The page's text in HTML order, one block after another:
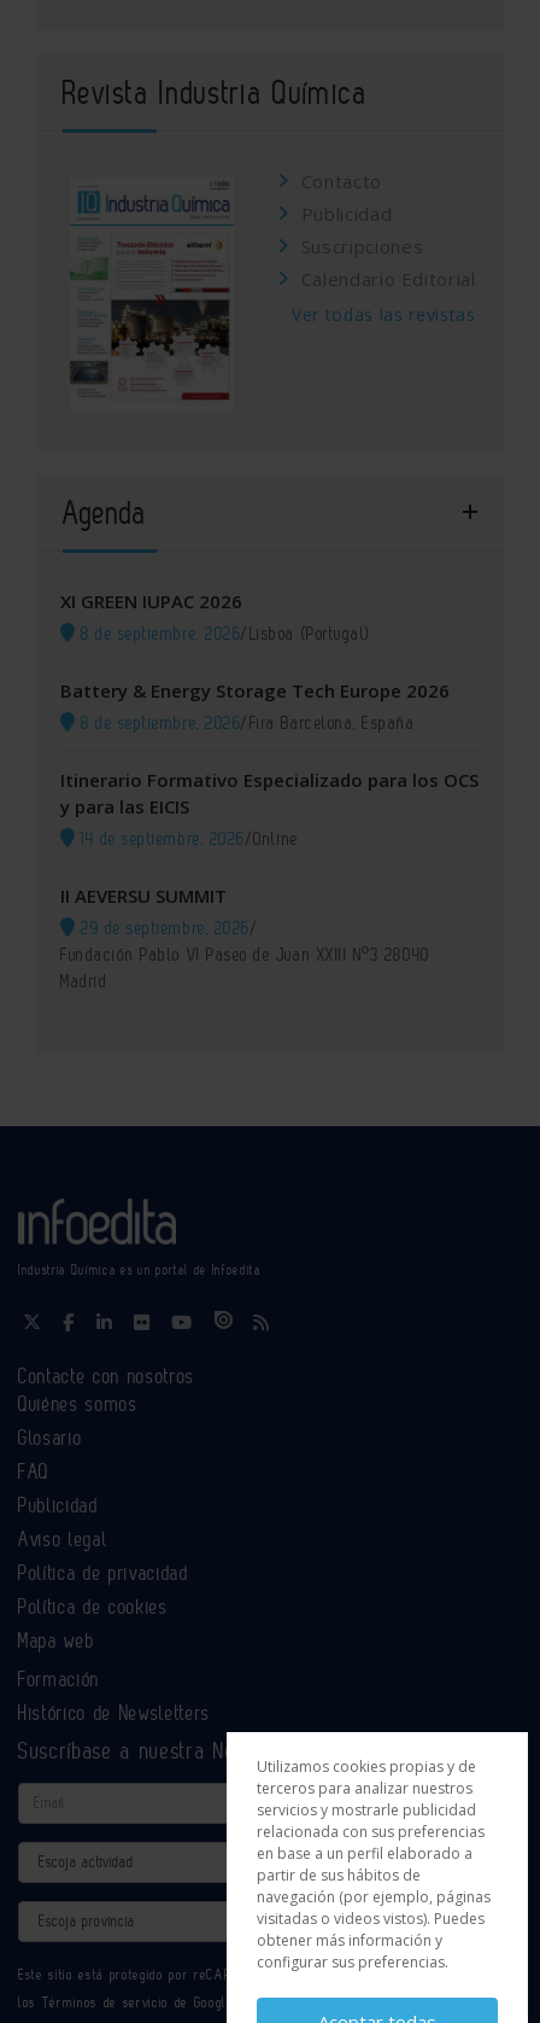
Revista Industria Química
Contacto
Publicidad
Suscripciones
Calendario Editorial
Ver todas las revistas
Agenda
XI GREEN IUPAC 2026
8 de septiembre, 2026/Lisboa (Portugal)
Battery & Energy Storage Tech Europe 2026
8 de septiembre, 2026/Fira Barcelona, España
Itinerario Formativo Especializado para los OCS
y para las EICIS
14 de septiembre, 2026/Online
II AEVERSU SUMMIT
29 de septiembre, 2026/
Fundación Pablo VI Paseo de Juan XXIII Nº3 28040
Madrid
Industria Química es un portal de Infoedita
Contacte con nosotros
Quiénes somos
Glosario
FAQ
Publicidad
Aviso legal
Política de privacidad
Política de cookies
Mapa web
Formación
Histórico de Newsletters
Suscríbase a nuestra Newsletter
Email
Actividad
Provincia
Este sitio está protegido por reCAPTCHA y se aplican la
los Términos de servicio de Google.
Utilizamos cookies propias y de
terceros para analizar nuestros
servicios y mostrarle publicidad
relacionada con sus preferencias
en base a un perfil elaborado a
partir de sus hábitos de
navegación (por ejemplo, páginas
visitadas o videos vistos). Puedes
obtener más información y
configurar sus preferencias.